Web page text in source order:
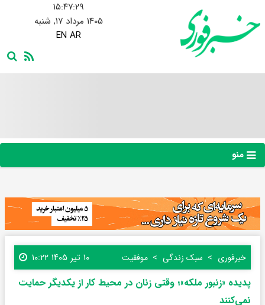
۱۵:۴۷:۳۰
۱۴۰۵ مرداد ۱۷, شنبه
EN AR
منو
خبرفوری سبک زندگی موفقیت ۱۰ تیر ۱۴۰۵ ۱۰:۲۲
پدیده «زنبور ملکه»؛ وقتی زنان در محیط کار از یکدیگر حمایت
نمی‌کنند